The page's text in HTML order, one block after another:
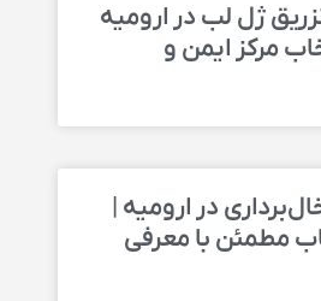
ژل لب در ارومیه
مرکز ایمن و
در ارومیه |
مطمئن با معرفی